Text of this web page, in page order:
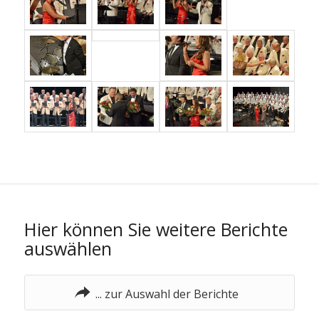
Hier können Sie weitere Berichte
auswählen
... zur Auswahl der Berichte